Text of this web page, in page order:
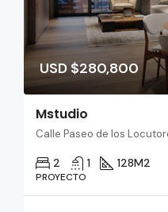
USD $280,800
Mstudio
2 1 128M2
PROYECTO